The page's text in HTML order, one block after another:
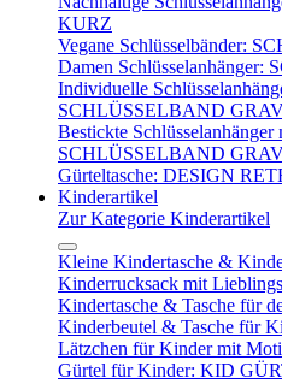
KURZ
Vegane Schlüsselbänder:
Damen
Individuelle
SCHLÜSSELBAND
Bestickte
SCHLÜSSELBAND
Gürteltasche: DESIGN
Kinderartikel
Zur Kategorie Kinderartikel
Kleine Kindertasche &
Kinderrucksack mit
Kindertasche & Tasche für
Kinderbeutel & Tasche für
Lätzchen für Kinder mit
Gürtel für Kinder: KID